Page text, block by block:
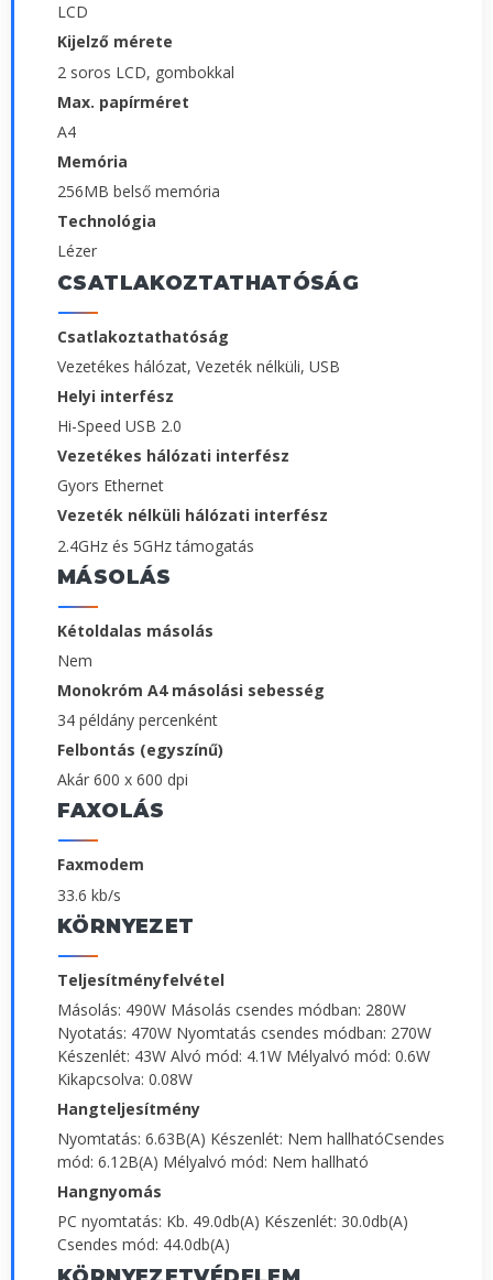
LCD
Kijelző mérete
2 soros LCD, gombokkal
Max. papírméret
A4
Memória
256MB belső memória
Technológia
Lézer
CSATLAKOZTATHATÓSÁG
Csatlakoztathatóság
Vezetékes hálózat, Vezeték nélküli, USB
Helyi interfész
Hi-Speed USB 2.0
Vezetékes hálózati interfész
Gyors Ethernet
Vezeték nélküli hálózati interfész
2.4GHz és 5GHz támogatás
MÁSOLÁS
Kétoldalas másolás
Nem
Monokróm A4 másolási sebesség
34 példány percenként
Felbontás (egyszínű)
Akár 600 x 600 dpi
FAXOLÁS
Faxmodem
33.6 kb/s
KÖRNYEZET
Teljesítményfelvétel
Másolás: 490W Másolás csendes módban: 280W
Nyotatás: 470W Nyomtatás csendes módban: 270W
Készenlét: 43W Alvó mód: 4.1W Mélyalvó mód: 0.6W
Kikapcsolva: 0.08W
Hangteljesítmény
Nyomtatás: 6.63B(A) Készenlét: Nem hallhatóCsendes
mód: 6.12B(A) Mélyalvó mód: Nem hallható
Hangnyomás
PC nyomtatás: Kb. 49.0db(A) Készenlét: 30.0db(A)
Csendes mód: 44.0db(A)